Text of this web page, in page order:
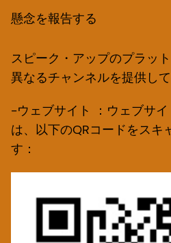
懸念を報告する
スピーク・アップのプラッ
異なるチャンネルを提供して
-ウェブサイト ：ウェブサ
は、以下のQRコードをスキ
す：